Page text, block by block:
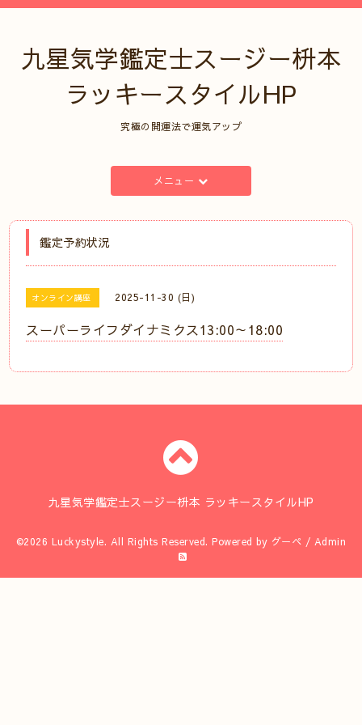
九星気学鑑定士スージー枡本
ラッキースタイルHP
究極の開運法で運気アップ
メニュー
鑑定予約状況
オンライン講座 2025-11-30 (日)
スーパーライフダイナミクス13:00～18:00
九星気学鑑定士スージー枡本 ラッキースタイルHP
©2026 Luckystyle. All Rights Reserved. Powered by グーペ / Admin